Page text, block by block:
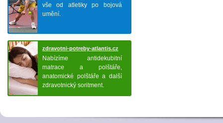
vše od atletiky po bojová
umění.
zdravotni-potreby-atlantis.cz
Nabízíme antidekubitní
matrace a polštáře,
anatomické polštáře a další
zdravotnický soritment.